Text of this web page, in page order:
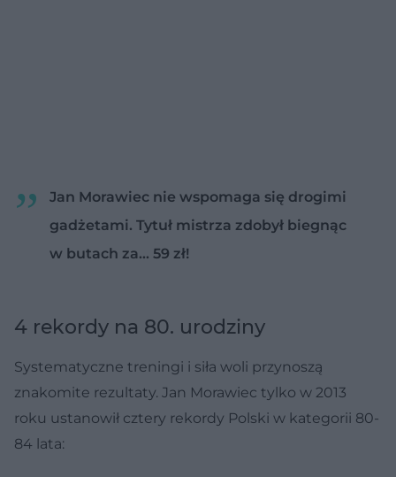
Jan Morawiec nie wspomaga się drogimi
gadżetami. Tytuł mistrza zdobył biegnąc
w butach za... 59 zł!
4 rekordy na 80. urodziny
Systematyczne treningi i siła woli przynoszą
znakomite rezultaty. Jan Morawiec tylko w 2013
roku ustanowił cztery rekordy Polski w kategorii 80-
84 lata: